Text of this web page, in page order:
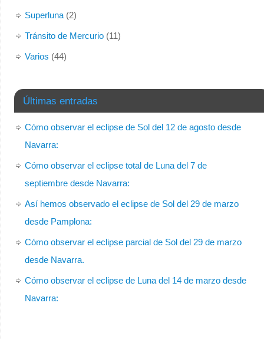
Superluna(2)
Tránsito de Mercurio(11)
Varios (44)
Últimas entradas
Cómo observar el eclipse de Sol del 12 de agosto desde
Navarra:
Cómo observar el eclipse total de Luna del 7 de
septiembre desde Navarra:
Así hemos observado el eclipse de Sol del 29 de marzo
desde Pamplona:
Cómo observar el eclipse parcial de Sol del 29 de marzo
desde Navarra.
Cómo observar el eclipse de Luna del 14 de marzo desde
Navarra: